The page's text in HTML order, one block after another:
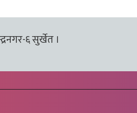
६ सुर्खेत ।